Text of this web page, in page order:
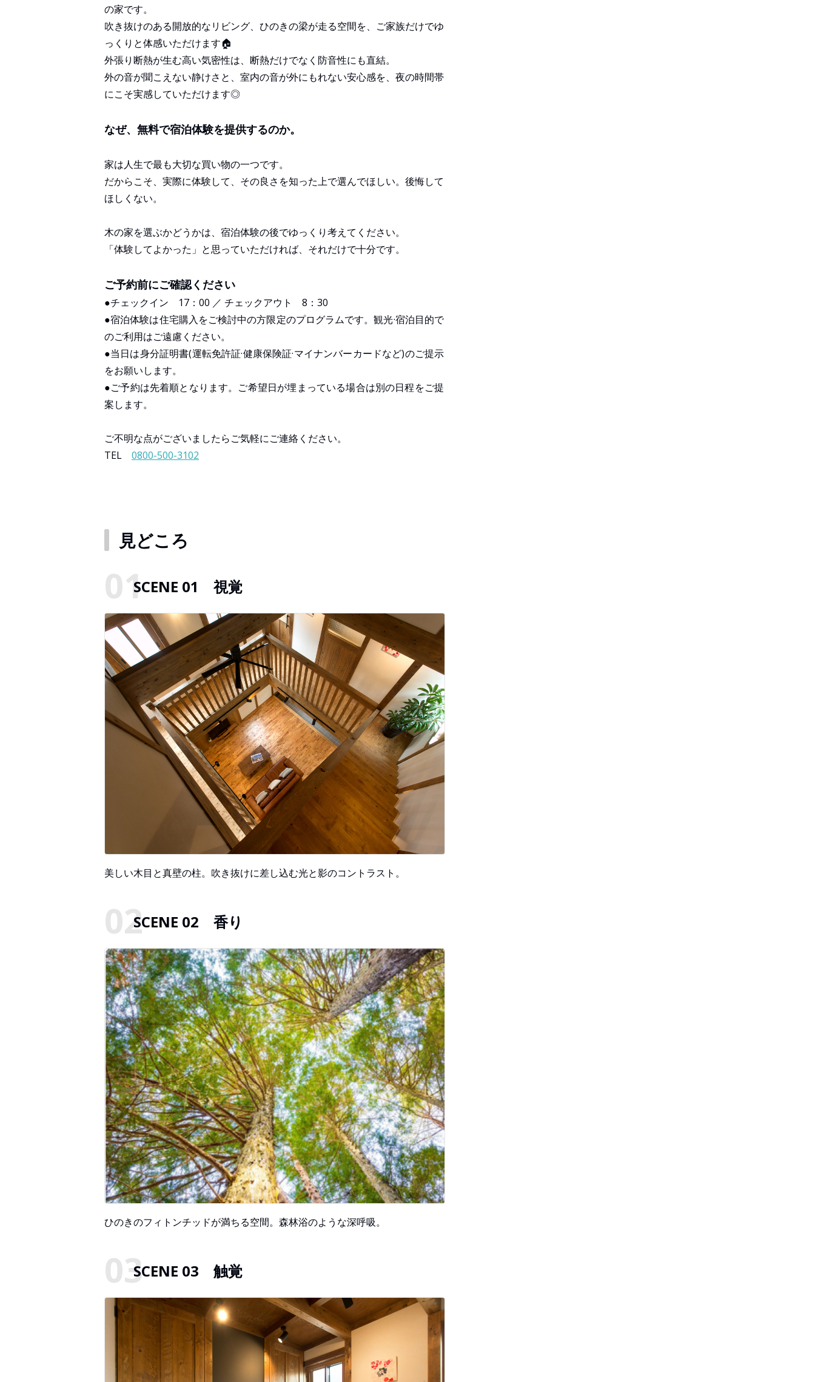
の家です。
吹き抜けのある開放的なリビング、ひのきの梁が走る空間を、ご家族だけでゆ
っくりと体感いただけます🏠
外張り断熱が生む高い気密性は、断熱だけでなく防音性にも直結。
外の音が聞こえない静けさと、室内の音が外にもれない安心感を、夜の時間帯
にこそ実感していただけます◎
なぜ、無料で宿泊体験を提供するのか。
家は人生で最も大切な買い物の一つです。
だからこそ、実際に体験して、その良さを知った上で選んでほしい。後悔して
ほしくない。
木の家を選ぶかどうかは、宿泊体験の後でゆっくり考えてください。
「体験してよかった」と思っていただければ、それだけで十分です。
ご予約前にご確認ください
●チェックイン 17：00 ／ チェックアウト 8：30
●宿泊体験は住宅購入をご検討中の方限定のプログラムです。観光·宿泊目的で
のご利用はご遠慮ください。
●当日は身分証明書(運転免許証·健康保険証·マイナンバーカードなど)のご提示
をお願いします。
●ご予約は先着順となります。ご希望日が埋まっている場合は別の日程をご提
案します。
ご不明な点がございましたらご気軽にご連絡ください。
TEL 0800-500-3102
見どころ
SCENE 01 視覚
美しい木目と真壁の柱。吹き抜けに差し込む光と影のコントラスト。
SCENE 02 香り
ひのきのフィトンチッドが満ちる空間。森林浴のような深呼吸。
SCENE 03 触覚